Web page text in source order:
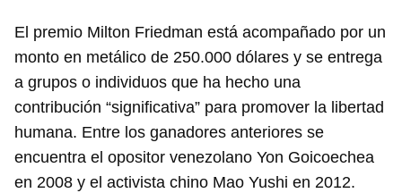
El premio Milton Friedman está acompañado por un
monto en metálico de 250.000 dólares y se entrega
a grupos o individuos que ha hecho una
contribución “significativa” para promover la libertad
humana. Entre los ganadores anteriores se
encuentra el opositor venezolano Yon Goicoechea
en 2008 y el activista chino Mao Yushi en 2012.